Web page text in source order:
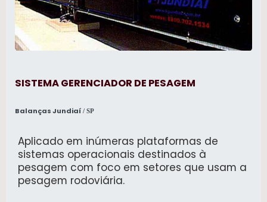
SISTEMA GERENCIADOR DE PESAGEM
Balanças Jundiaí / SP
Aplicado em inúmeras plataformas de
sistemas operacionais destinados à
pesagem com foco em setores que usam a
pesagem rodoviária.